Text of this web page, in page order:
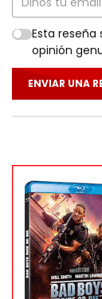
Esta reseña
opinión
ENVIAR UNA